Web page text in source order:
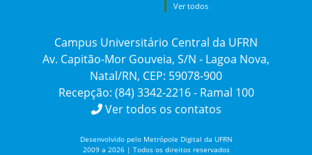
Ver todos
Campus Universitário Central da UFRN
Av. Capitão-Mor Gouveia, S/N - Lagoa Nova,
Natal/RN, CEP: 59078-900
Recepção: (84) 3342-2216 - Ramal 100
Ver todos os contatos
Desenvolvido pelo Metrópole Digital da UFRN
2009 a 2026 | Todos os direitos reservados